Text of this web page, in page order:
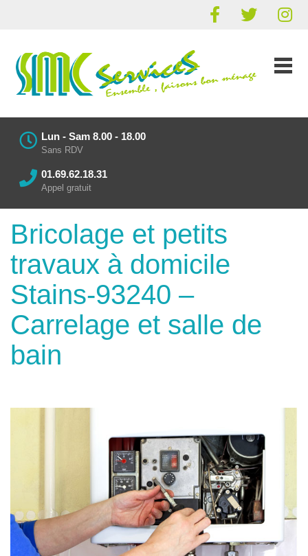
Lun - Sam 8.00 - 18.00
Sans RDV
01.69.62.18.31
Appel gratuit
Bricolage et petits
travaux à domicile
Stains-93240 –
Carrelage et salle de
bain